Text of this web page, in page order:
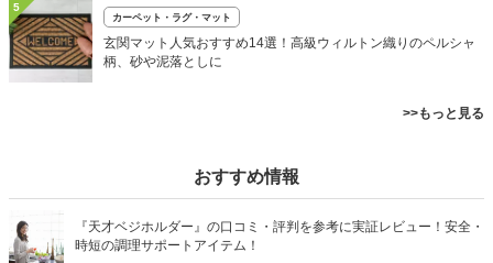
5
カーペット・ラグ・マット
玄関マット人気おすすめ14選！高級ウィルトン織りのペルシャ
柄、砂や泥落としに
>>もっと見る
おすすめ情報
『天才ベジホルダー』の口コミ・評判を参考に実証レビュー！安全・
時短の調理サポートアイテム！